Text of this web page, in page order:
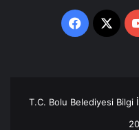
Facebook
X
T.C. Bolu Belediyesi Bilgi